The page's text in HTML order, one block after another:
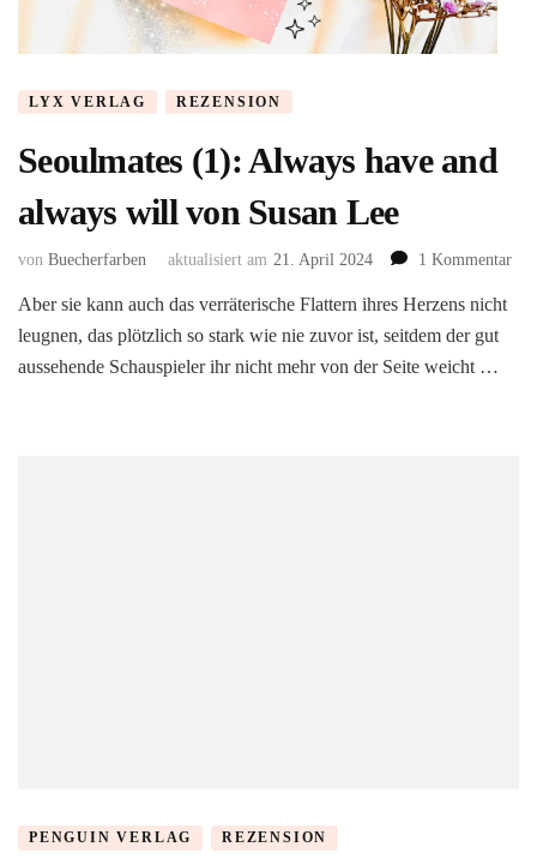
LYX VERLAG REZENSION
Seoulmates (1): Always have and
always will von Susan Lee
von Buecherfarben aktualisiert am 21. April 2024 1 Kommentarzu
Aber sie kann auch das verräterische Flattern ihres Herzens nicht
leugnen, das plötzlich so stark wie nie zuvor ist, seitdem der gut
aussehende Schauspieler ihr nicht mehr von der Seite weicht …
PENGUIN VERLAG REZENSION